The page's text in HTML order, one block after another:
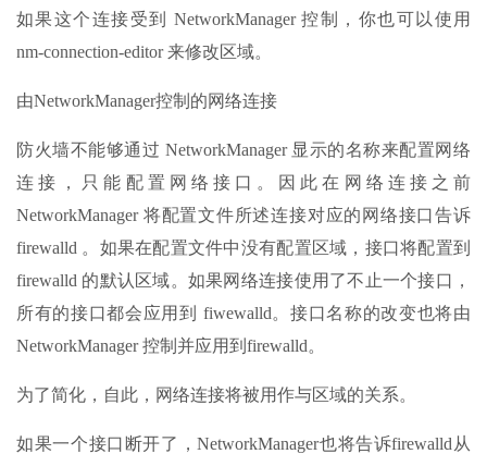
如果这个连接受到 NetworkManager 控制，你也可以使用
nm-connection-editor 来修改区域。
由NetworkManager控制的网络连接
防火墙不能够通过 NetworkManager 显示的名称来配置网络
连接，只能配置网络接口。因此在网络连接之前
NetworkManager 将配置文件所述连接对应的网络接口告诉
firewalld 。如果在配置文件中没有配置区域，接口将配置到
firewalld 的默认区域。如果网络连接使用了不止一个接口，
所有的接口都会应用到 fiwewalld。接口名称的改变也将由
NetworkManager 控制并应用到firewalld。
为了简化，自此，网络连接将被用作与区域的关系。
如果一个接口断开了，NetworkManager也将告诉firewalld从